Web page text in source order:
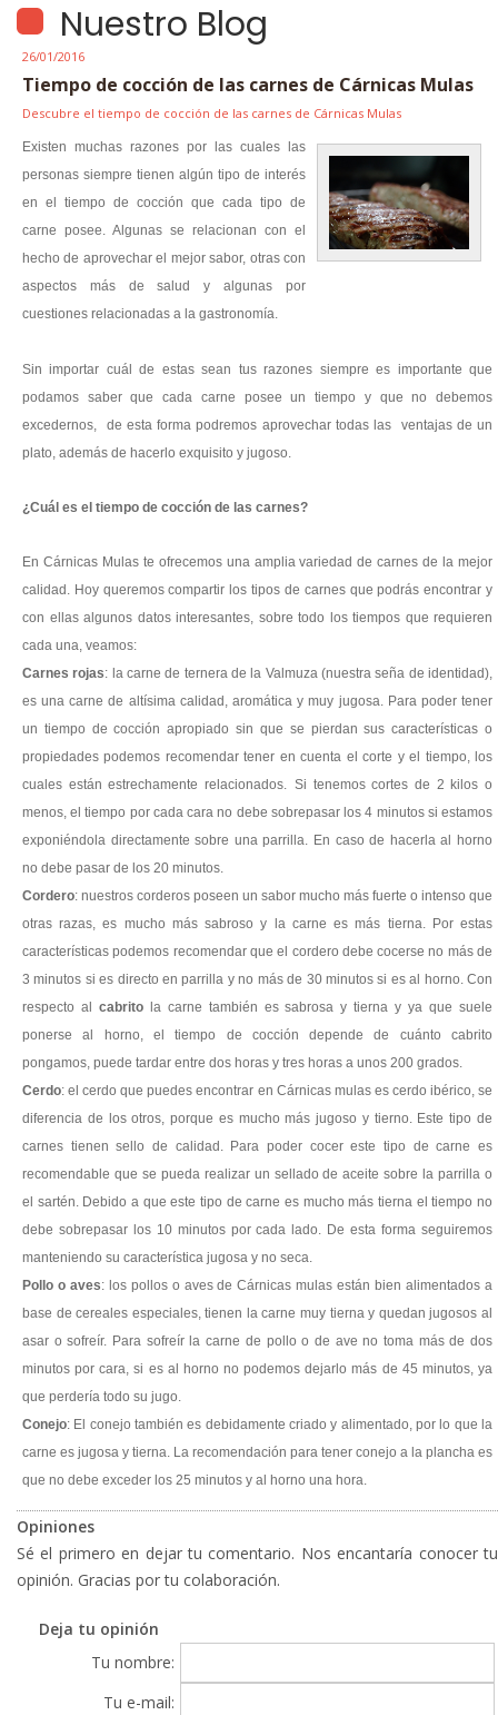
Nuestro Blog
26/01/2016
Tiempo de cocción de las carnes de Cárnicas Mulas
Descubre el tiempo de cocción de las carnes de Cárnicas Mulas
Existen muchas razones por las cuales las
personas siempre tienen algún tipo de interés
en el tiempo de cocción que cada tipo de
carne posee. Algunas se relacionan con el
hecho de aprovechar el mejor sabor, otras con
aspectos más de salud y algunas por
cuestiones relacionadas a la gastronomía.
Sin importar cuál de estas sean tus razones siempre es importante que
podamos saber que cada carne posee un tiempo y que no debemos
excedernos, de esta forma podremos aprovechar todas las ventajas de un
plato, además de hacerlo exquisito y jugoso.
¿Cuál es el tiempo de cocción de las carnes?
En Cárnicas Mulaste ofrecemos una amplia variedad de carnes de la mejor
calidad. Hoy queremos compartir los tipos de carnes que podrás encontrar y
con ellas algunos datos interesantes, sobre todo los tiempos que requieren
cada una, veamos:
Carnes rojas: la carne de ternera de la Valmuza (nuestra seña de identidad),
es una carne de altísima calidad, aromática y muy jugosa. Para poder tener
un tiempo de cocción apropiado sin que se pierdan sus características o
propiedades podemos recomendar tener en cuenta el corte y el tiempo, los
cuales están estrechamente relacionados. Si tenemos cortes de 2 kilos o
menos, el tiempo por cada cara no debe sobrepasar los 4 minutos si estamos
exponiéndola directamente sobre una parrilla. En caso de hacerla al horno
no debe pasar de los 20 minutos.
Cordero: nuestros corderos poseen un sabor mucho más fuerte o intenso que
otras razas, es mucho más sabroso y la carne es más tierna. Por estas
características podemos recomendar que el cordero debe cocerse no más de
3 minutos si es directo en parrilla y no más de 30 minutos si es al horno.Con
respecto al cabritola carne también es sabrosa y tierna y ya que suele
ponerse al horno, el tiempo de cocción depende de cuánto cabrito
pongamos, puede tardar entre dos horas y tres horas a unos 200 grados.
Cerdo: el cerdo que puedes encontrar en Cárnicas mulas es cerdo ibérico, se
diferencia de los otros, porque es mucho más jugoso y tierno. Este tipo de
carnes tienen sello de calidad. Para poder cocer este tipo de carne es
recomendable que se pueda realizar un sellado de aceite sobre la parrilla o
el sartén. Debido a que este tipo de carne es mucho más tierna el tiempo no
debe sobrepasar los 10 minutos por cada lado. De esta forma seguiremos
manteniendo su característica jugosa y no seca.
Pollo o aves: los pollos o aves de Cárnicas mulas están bien alimentados a
base de cereales especiales, tienen la carne muy tierna y quedan jugosos al
asar o sofreír. Para sofreír la carne de pollo o de ave no toma más de dos
minutos por cara, si es al horno no podemos dejarlo más de 45 minutos, ya
que perdería todo su jugo.
Conejo: El conejo también es debidamente criado y alimentado, por lo que la
carne es jugosa y tierna. La recomendación para tener conejo a la plancha es
que no debe exceder los 25 minutos y al horno una hora.
Opiniones
Sé el primero en dejar tu comentario. Nos encantaría conocer tu
opinión. Gracias por tu colaboración.
Deja tu opinión
Tu nombre:
Tu e-mail: